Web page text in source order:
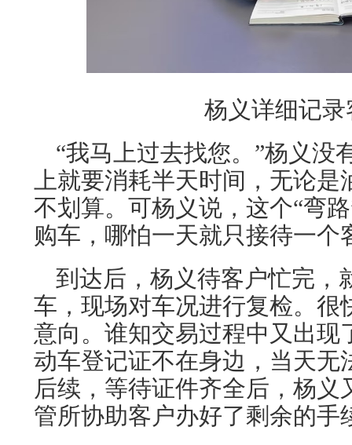
杨义详细记
“我马上过去找您。”杨义没
上就要消耗半天时间，无论是
不划算。可杨义说，这个“弯
购车，哪怕一天就只接待一个
到达后，杨义待客户忙完，
车，现场对车况进行复检。很
意向。谁知交易过程中又出现
动车登记证不在身边，当天无
后续，等待证件齐全后，杨义
管所协助客户办好了剩余的手